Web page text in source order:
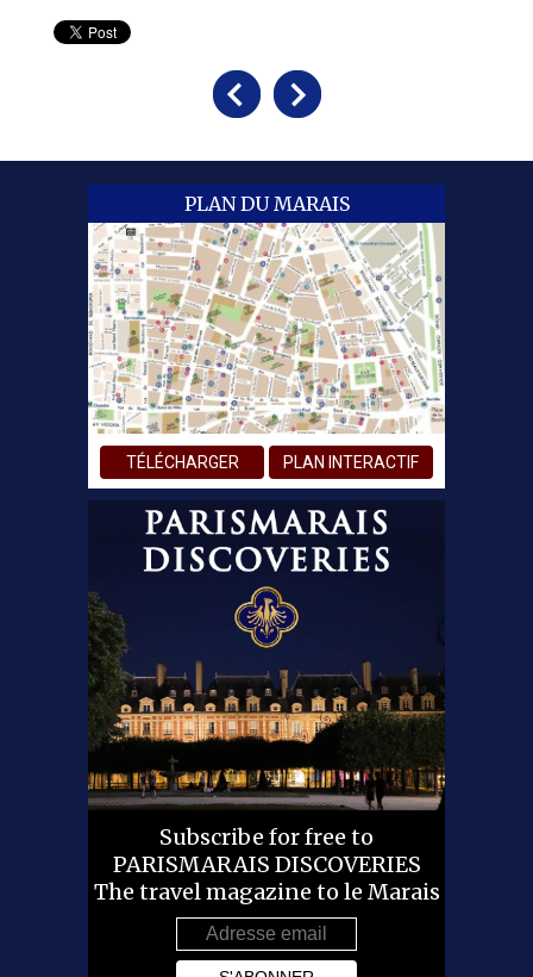
PLAN DU MARAIS
TÉLÉCHARGER PLAN INTERACTIF
Subscribe for free to
PARISMARAIS DISCOVERIES
The travel magazine to le Marais